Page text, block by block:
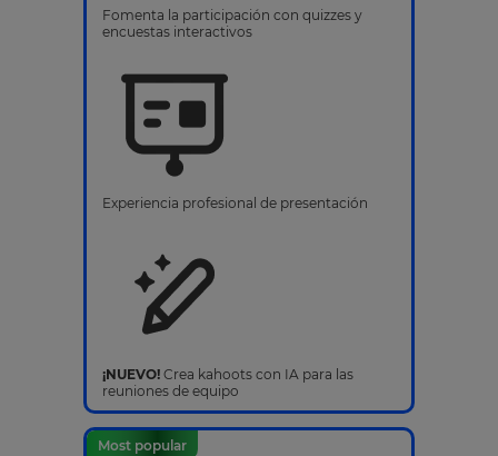
Fomenta la participación con quizzes y
encuestas interactivos
Experiencia profesional de presentación
¡NUEVO! Crea kahoots con IA para las
reuniones de equipo
Most popular